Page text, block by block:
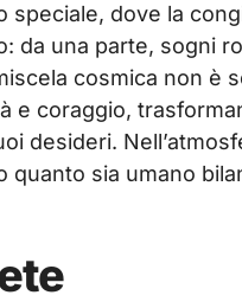
speciale, dove la
da una parte, sogni
cosmica non è
e coraggio,
desideri.
quanto sia umano